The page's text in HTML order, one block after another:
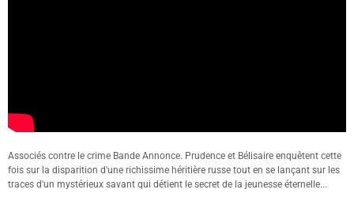
Associés contre le crime Bande Annonce. Prudence et Bélisaire enquêtent cette
fois sur la disparition d'une richissime héritière russe tout en se lançant sur les
traces d'un mystérieux savant qui détient le secret de la jeunesse éternelle...